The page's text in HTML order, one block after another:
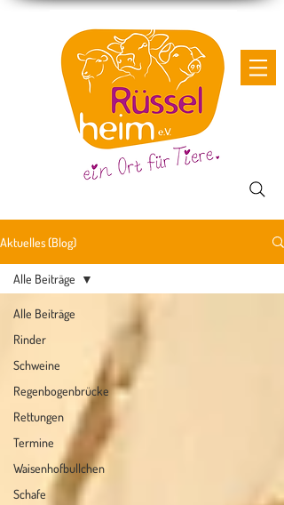
Aktuelles (Blog)
Alle Beiträge
Rinder
Schweine
Regenbogenbrücke
Rettungen
Termine
Waisenhofbullchen
Schafe
Alle Beiträge